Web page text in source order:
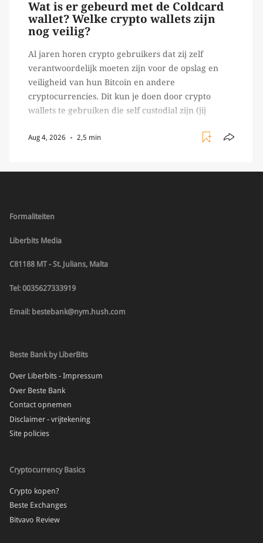
Wat is er gebeurd met de Coldcard
wallet? Welke crypto wallets zijn
nog veilig?
Al jaren horen crypto gebruikers dat zij zelf
verantwoordelijk moeten zijn voor de opslag en
veiligheid van hun Bitcoin en andere
cryptocurrencies. Dit kun je doen door crypto
wallets te gebruiken die self custodial zijn (jij
Ledger of Trezor bijvoorbeeld. Echter, op 29 juli
Aug 4, 2026 2,5 min
Formaliteiten
Liberbits Media
C81188 MT - St. Julians, Malta
Tel: 0035627333919
Email: bestebank@nym.hush.com
Beste Bank by LiberBits
Over Liberbits - Impressum
Over Beste Bank
Contact opnemen
Disclaimer - vrijtekening
Site policies
Cryptocurrency Basics
Crypto kopen?
Beste Exchanges
Bitvavo Review